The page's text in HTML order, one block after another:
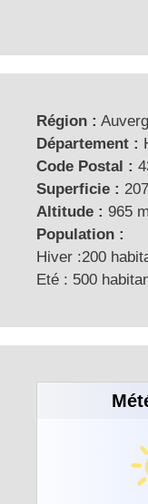
Région :
Département :
Code Postal :
Superficie :
Altitude : 965
Population :
Hiver :200
Eté : 500